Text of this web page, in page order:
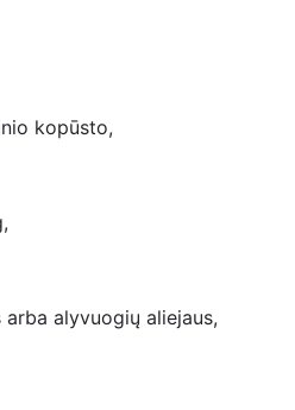
kopūsto,
arba alyvuogių aliejaus,